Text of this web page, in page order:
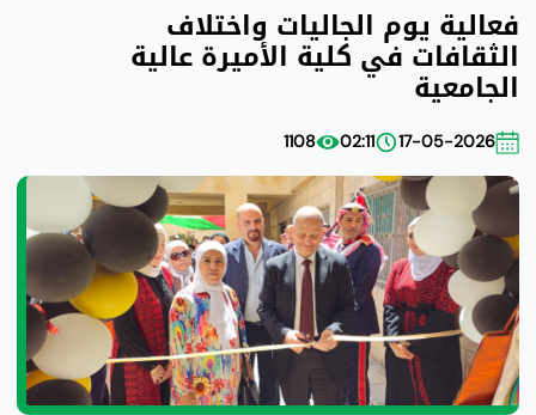
فعالية يوم الجاليات واختلاف
الثقافات في كلية الأميرة عالية
الجامعية
17-05-2026
02:11
1108